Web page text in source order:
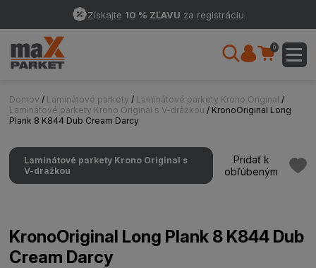
Získajte 10 % ZĽAVU za registráciu
0
Domov / Laminátové parkety / Laminátové parkety Krono Original /
Laminátové parkety Krono Original s V-drážkou / KronoOriginal Long
Plank 8 K844 Dub Cream Darcy
Laminátové parkety Krono Original s
V-drážkou
Pridať k
obľúbeným
KronoOriginal Long Plank 8 K844 Dub
Cream Darcy